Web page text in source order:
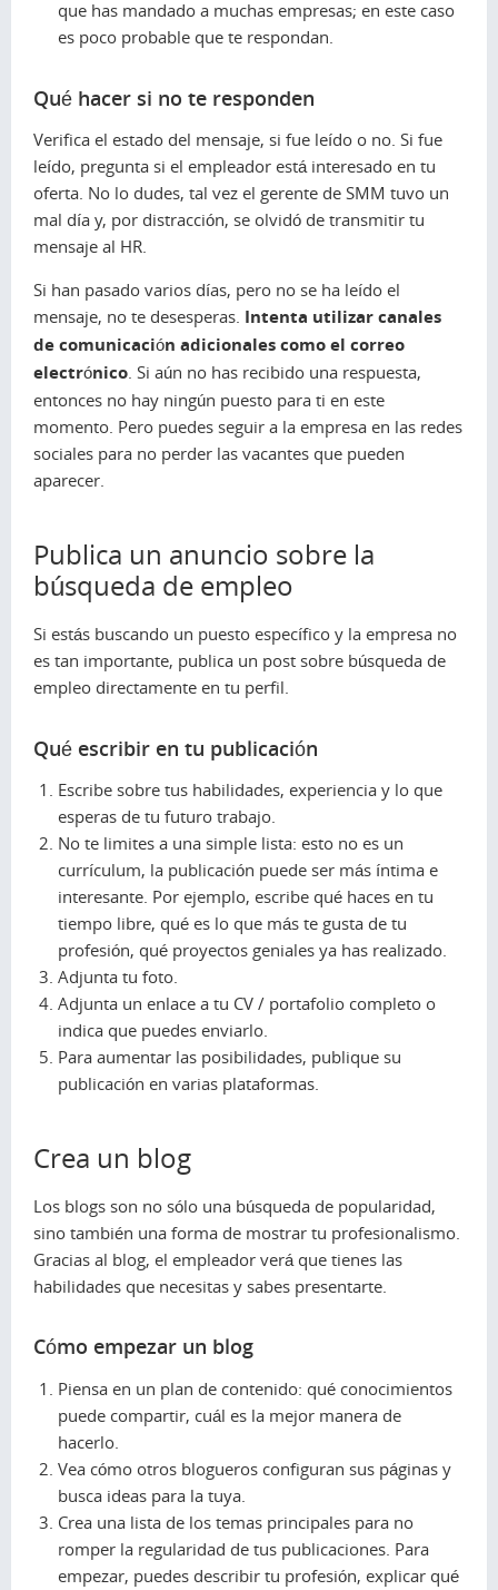
que has mandado a muchas empresas; en este caso
es poco probable que te respondan.
Qué hacer si no te responden
Verifica el estado del mensaje, si fue leído o no. Si fue
leído, pregunta si el empleador está interesado en tu
oferta. No lo dudes, tal vez el gerente de SMM tuvo un
mal día y, por distracción, se olvidó de transmitir tu
mensaje al HR.
Si han pasado varios días, pero no se ha leído el
mensaje, no te desesperas. Intenta utilizar canales
de comunicación adicionales como el correo
electrónico. Si aún no has recibido una respuesta,
entonces no hay ningún puesto para ti en este
momento. Pero puedes seguir a la empresa en las redes
sociales para no perder las vacantes que pueden
aparecer.
Publica un anuncio sobre la
búsqueda de empleo
Si estás buscando un puesto específico y la empresa no
es tan importante, publica un post sobre búsqueda de
empleo directamente en tu perfil.
Qué escribir en tu publicación
Escribe sobre tus habilidades, experiencia y lo que
esperas de tu futuro trabajo.
No te limites a una simple lista: esto no es un
currículum, la publicación puede ser más íntima e
interesante. Por ejemplo, escribe qué haces en tu
tiempo libre, qué es lo que más te gusta de tu
profesión, qué proyectos geniales ya has realizado.
Adjunta tu foto.
Adjunta un enlace a tu CV / portafolio completo o
indica que puedes enviarlo.
Para aumentar las posibilidades, publique su
publicación en varias plataformas.
Crea un blog
Los blogs son no sólo una búsqueda de popularidad,
sino también una forma de mostrar tu profesionalismo.
Gracias al blog, el empleador verá que tienes las
habilidades que necesitas y sabes presentarte.
Cómo empezar un blog
Piensa en un plan de contenido: qué conocimientos
puede compartir, cuál es la mejor manera de
hacerlo.
Vea cómo otros blogueros configuran sus páginas y
busca ideas para la tuya.
Crea una lista de los temas principales para no
romper la regularidad de tus publicaciones. Para
empezar, puedes describir tu profesión, explicar qué